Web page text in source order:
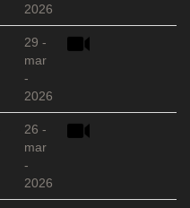
2026
29 -
mar
-
2026
26 -
mar
-
2026